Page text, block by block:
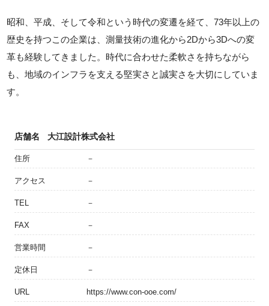
昭和、平成、そして令和という時代の変遷を経て、73年以上の
歴史を持つこの企業は、測量技術の進化から2Dから3Dへの変
革も経験してきました。時代に合わせた柔軟さを持ちながら
も、地域のインフラを支える堅実さと誠実さを大切にしていま
す。
店舗名 大江設計株式会社
住所 －
アクセス －
TEL －
FAX －
営業時間 －
定休日 －
URL https://www.con-ooe.com/